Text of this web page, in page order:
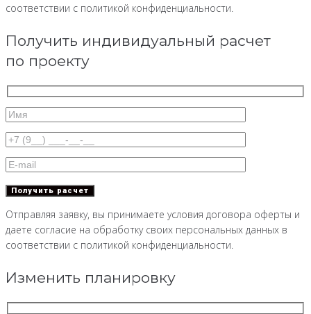
соответствии с политикой конфиденциальности.
Получить индивидуальный расчет
по проекту
Отправляя заявку, вы принимаете условия договора оферты и
даете согласие на обработку своих персональных данных в
соответствии с политикой конфиденциальности.
Изменить планировку